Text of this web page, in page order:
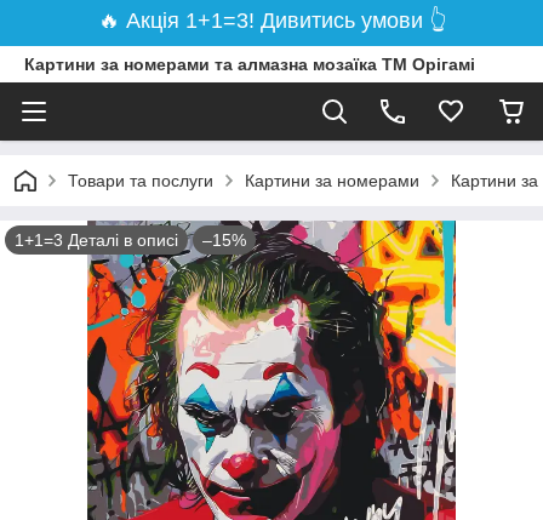
🔥 Акція 1+1=3! Дивитись умови 👆
Картини за номерами та алмазна мозаїка ТМ Орігамі
Товари та послуги Картини за номерами Картини
1+1=3 Деталі в описі –15%